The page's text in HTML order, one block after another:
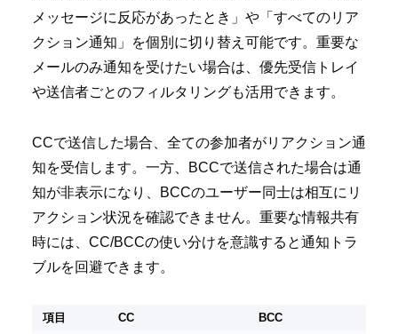
メッセージに反応があったとき」や「すべてのリア
クション通知」を個別に切り替え可能です。重要な
メールのみ通知を受けたい場合は、優先受信トレイ
や送信者ごとのフィルタリングも活用できます。
CCで送信した場合、全ての参加者がリアクション通
知を受信します。一方、BCCで送信された場合は通
知が非表示になり、BCCのユーザー同士は相互にリ
アクション状況を確認できません。重要な情報共有
時には、CC/BCCの使い分けを意識すると通知トラ
ブルを回避できます。
項目 CC
BCC